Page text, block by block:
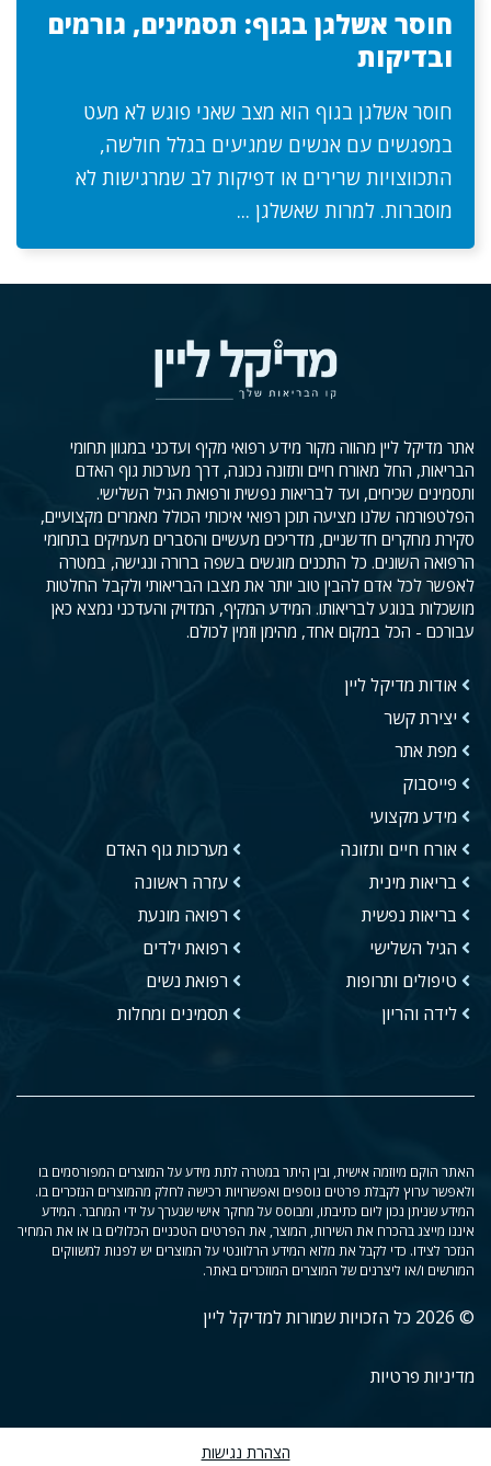
חוסר אשלגן בגוף: תסמינים, גורמים
ובדיקות
חוסר אשלגן בגוף הוא מצב שאני פוגש לא מעט
במפגשים עם אנשים שמגיעים בגלל חולשה,
התכווצויות שרירים או דפיקות לב שמרגישות לא
מוסברות. למרות שאשלגן ...
אתר מדיקל ליין מהווה מקור מידע רפואי מקיף ועדכני במגוון תחומי
הבריאות, החל מאורח חיים ותזונה נכונה, דרך מערכות גוף האדם
ותסמינים שכיחים, ועד לבריאות נפשית ורפואת הגיל השלישי.
הפלטפורמה שלנו מציעה תוכן רפואי איכותי הכולל מאמרים מקצועיים,
סקירת מחקרים חדשניים, מדריכים מעשיים והסברים מעמיקים בתחומי
הרפואה השונים. כל התכנים מוגשים בשפה ברורה ונגישה, במטרה
לאפשר לכל אדם להבין טוב יותר את מצבו הבריאותי ולקבל החלטות
מושכלות בנוגע לבריאותו. המידע המקיף, המדויק והעדכני נמצא כאן
עבורכם - הכל במקום אחד, מהימן וזמין לכולם.
אודות מדיקל ליין
יצירת קשר
מפת אתר
פייסבוק
מידע מקצועי
אורח חיים ותזונה
בריאות מינית
בריאות נפשית
הגיל השלישי
טיפולים ותרופות
לידה והריון
מערכות גוף האדם
עזרה ראשונה
רפואה מונעת
רפואת ילדים
רפואת נשים
תסמינים ומחלות
האתר הוקם מיוזמה אישית, ובין היתר במטרה לתת מידע על המוצרים המפורסמים בו
ולאפשר ערוץ לקבלת פרטים נוספים ואפשרויות רכישה לחלק מהמוצרים הנזכרים בו.
המידע שניתן נכון ליום כתיבתו, ומבוסס על מחקר אישי שנערך על ידי המחבר. המידע
איננו מייצג בהכרח את השירות, המוצר, את הפרטים הטכניים הכלולים בו או את המחיר
הנזכר לצידו. כדי לקבל את מלוא המידע הרלוונטי על המוצרים יש לפנות למשווקים
המורשים ו/או ליצרנים של המוצרים המוזכרים באתר.
© 2026 כל הזכויות שמורות למדיקל ליין
מדיניות פרטיות
הצהרת נגישות